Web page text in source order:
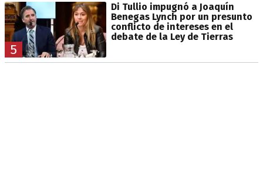
5
Di Tullio impugnó a Joaquín
Benegas Lynch por un presunto
conflicto de intereses en el
debate de la Ley de Tierras